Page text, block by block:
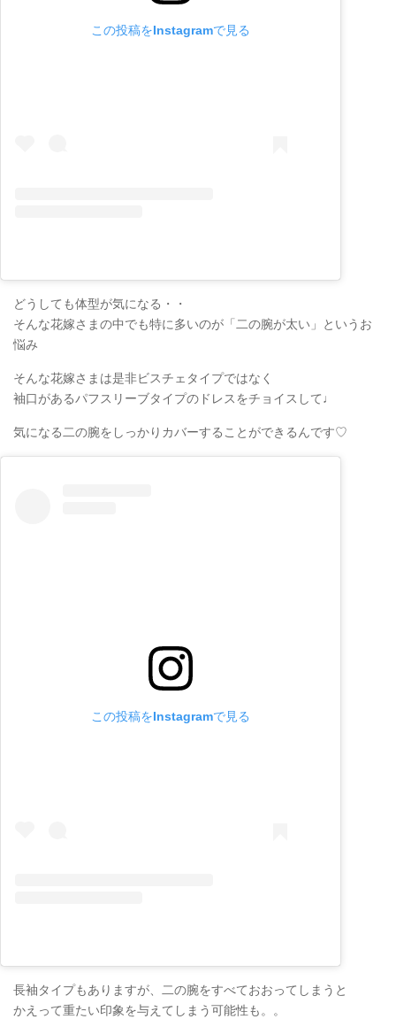
この投稿をInstagramで見る
どうしても体型が気になる・・
そんな花嫁さまの中でも特に多いのが「二の腕が太い」というお
悩み
そんな花嫁さまは是非ビスチェタイプではなく
袖口があるパフスリーブタイプのドレスをチョイスして♩
気になる二の腕をしっかりカバーすることができるんです♡
この投稿をInstagramで見る
長袖タイプもありますが、二の腕をすべておおってしまうと
かえって重たい印象を与えてしまう可能性も。。